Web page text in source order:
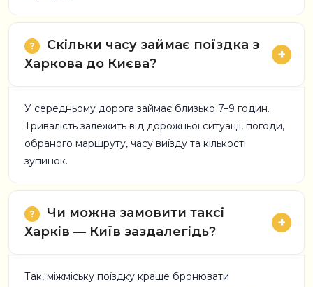
Скільки часу займає поїздка з
Харкова до Києва?
У середньому дорога займає близько 7–9 годин.
Тривалість залежить від дорожньої ситуації, погоди,
обраного маршруту, часу виїзду та кількості
зупинок.
Чи можна замовити таксі
Харків — Київ заздалегідь?
Так, міжміську поїздку краще бронювати